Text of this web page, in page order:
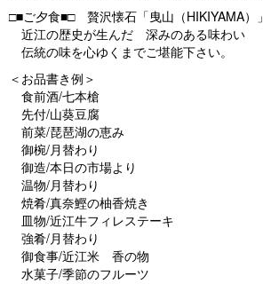
□■ご夕食■□ 贅沢懐石「曳山（HIKIYAMA）」
近江の歴史が生んだ 深みのある味わい
伝統の味を心ゆくまでご堪能下さい。
＜お品書き例＞
食前酒/七本槍
先付/山葵豆腐
前菜/琵琶湖の恵み
御椀/月替わり
御造/本日の市場より
温物/月替わり
焼肴/真奈鰹の柚香焼き
皿物/近江牛フィレステーキ
強肴/月替わり
御食事/近江米 香の物
水菓子/季節のフルーツ